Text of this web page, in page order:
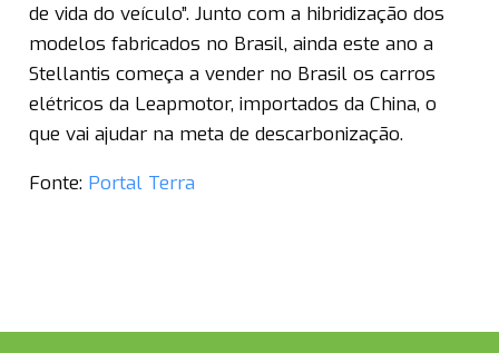
de vida do veículo”. Junto com a hibridização dos
modelos fabricados no Brasil, ainda este ano a
Stellantis começa a vender no Brasil os carros
elétricos da Leapmotor, importados da China, o
que vai ajudar na meta de descarbonização.
Fonte: Portal Terra